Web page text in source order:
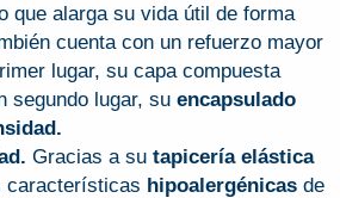
que alarga su vida útil de forma
cuenta con un refuerzo mayor
lugar, su capa compuesta
segundo lugar, su encapsulado
Gracias a su tapicería elástica
hipoalergénicas de